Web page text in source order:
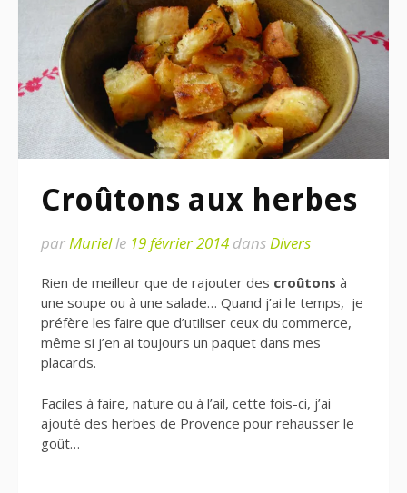
Croûtons aux herbes
parMurielle 19 février 2014 dansDivers
Rien de meilleur que de rajouter des croûtons à
une soupe ou à une salade… Quand j’ai le temps, je
préfère les faire que d’utiliser ceux du commerce,
même si j’en ai toujours un paquet dans mes
placards.
Faciles à faire, nature ou à l’ail, cette fois-ci, j’ai
ajouté des herbes de Provence pour rehausser le
goût…